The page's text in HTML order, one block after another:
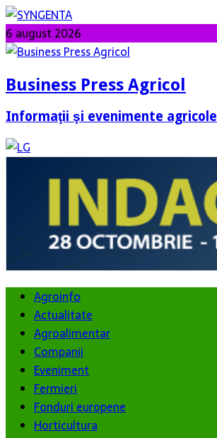
6 august 2026
Business Press Agricol
Informaţii şi evenimente agricole
Agroinfo
Actualitate
Agroalimentar
Companii
Eveniment
Fermieri
Fonduri europene
Horticultura